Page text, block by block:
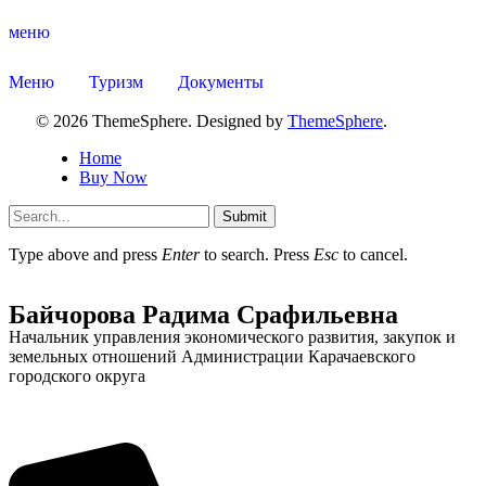
меню
Меню Туризм Документы
© 2026 ThemeSphere. Designed by ThemeSphere.
Home
Buy Now
Submit
Type above and press Enterto search. Press Esc to cancel.
Байчорова Радима Срафильевна
Начальник управления экономического развития, закупок и
земельных отношений Администрации Карачаевского
городского округа